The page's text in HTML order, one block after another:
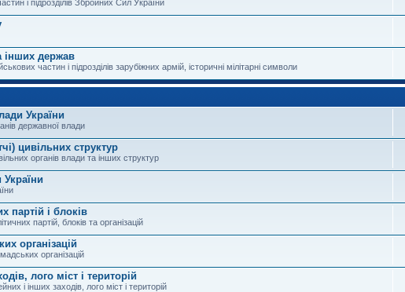
і підрозділів Збройних Сил України
інших держав
частин і підрозділів зарубіжних армій, історичні мілітарні символи
України
державної влади
цивільних структур
органів влади та інших структур
партій і блоків
партій, блоків та організацій
організацій
організацій
лого міст і територій
і інших заходів, лого міст і територій